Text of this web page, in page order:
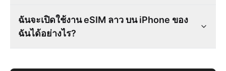
ฉันจะเปิดใช้งาน eSIM ลาว บน iPhone ของ
ฉันได้อย่างไร?